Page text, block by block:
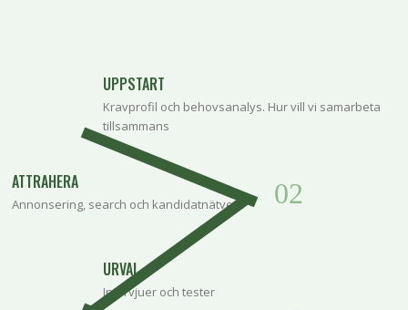
UPPSTART
Kravprofil och behovsanalys. Hur vill vi samarbeta
tillsammans
ATTRAHERA
Annonsering, search och kandidatnätverk
URVAL
Intervjuer och tester